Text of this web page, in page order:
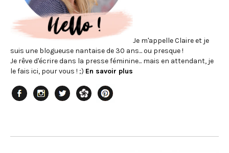
Je m'appelle Claire et je
suis une blogueuse nantaise de 30 ans... ou presque !
Je rêve d'écrire dans la presse féminine... mais en attendant, je
le fais ici, pour vous ! ;) En savoir plus